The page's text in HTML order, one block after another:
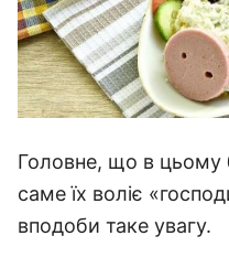
Головне, що в цьому
саме їх воліє
вподоби таке увагу.